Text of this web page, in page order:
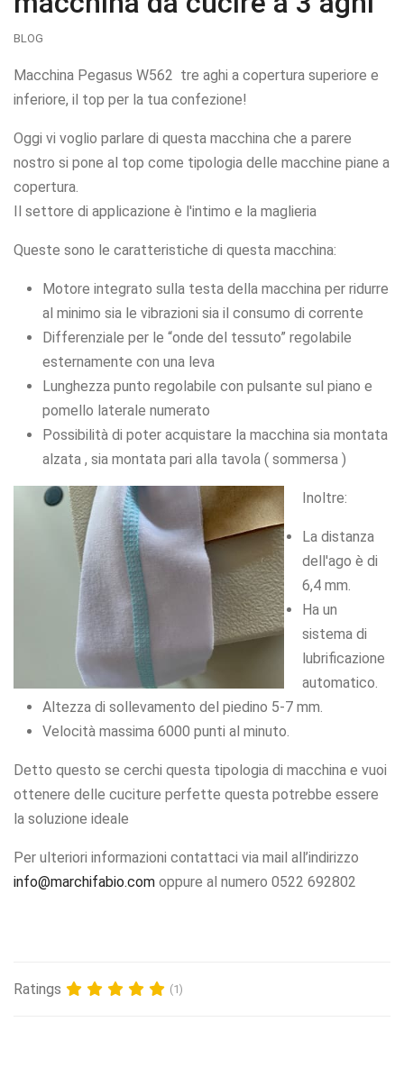
BLOG
Macchina Pegasus W562 tre aghi a copertura superiore e
inferiore, il top per la tua confezione!
Oggi vi voglio parlare di questa macchina che a parere
nostro si pone al top come tipologia delle macchine piane a
copertura.
Il settore di applicazione è l'intimo e la maglieria
Queste sono le caratteristiche di questa macchina:
Motore integrato sulla testa della macchina per ridurre
al minimo sia le vibrazioni sia il consumo di corrente
Differenziale per le “onde del tessuto” regolabile
esternamente con una leva
Lunghezza punto regolabile con pulsante sul piano e
pomello laterale numerato
Possibilità di poter acquistare la macchina sia montata
alzata , sia montata pari alla tavola ( sommersa )
Inoltre:
La distanza
dell'ago è di
6,4 mm.
Ha un
sistema di
lubrificazione
automatico.
Altezza di sollevamento del piedino 5-7 mm.
Velocità massima 6000 punti al minuto.
Detto questo se cerchi questa tipologia di macchina e vuoi
ottenere delle cuciture perfette questa potrebbe essere
la soluzione ideale
Per ulteriori informazioni contattaci via mail all’indirizzo
info@marchifabio.com oppure al numero 0522 692802
Ratings (1)